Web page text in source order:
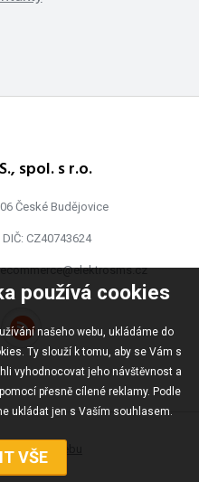
používá cookies
našeho webu, ukládáme do
Ty slouží k tomu, aby se Vám s
vyhodnocovat jeho návštěvnost a
přesně cílené reklamy. Podle
ukládat jen s Vaším souhlasem.
spol. s r.o.
České Budějovice
DIČ: CZ40743624
ecommerce@elektrosms.cz
Mapa webu